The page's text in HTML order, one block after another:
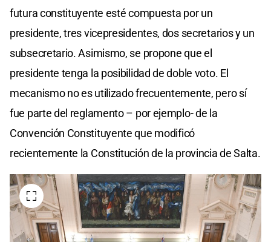
futura constituyente esté compuesta por un
presidente, tres vicepresidentes, dos secretarios y un
subsecretario. Asimismo, se propone que el
presidente tenga la posibilidad de doble voto. El
mecanismo no es utilizado frecuentemente, pero sí
fue parte del reglamento – por ejemplo- de la
Convención Constituyente que modificó
recientemente la Constitución de la provincia de Salta.